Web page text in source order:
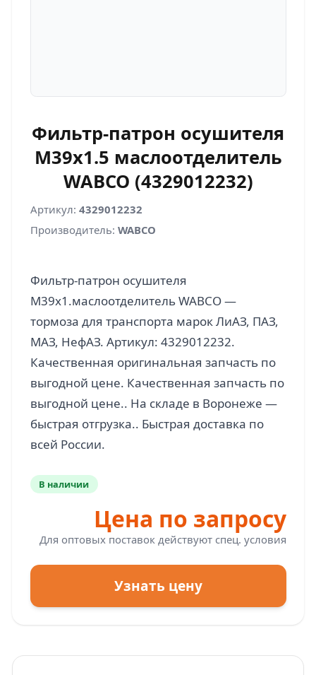
Фильтр-патрон осушителя
M39x1.5 маслоотделитель
WABCO (4329012232)
Артикул: 4329012232
Производитель: WABCO
Фильтр-патрон осушителя
M39x1.маслоотделитель WABCO —
тормоза для транспорта марок ЛиАЗ, ПАЗ,
МАЗ, НефАЗ. Артикул: 4329012232.
Качественная оригинальная запчасть по
выгодной цене. Качественная запчасть по
выгодной цене.. На складе в Воронеже —
быстрая отгрузка.. Быстрая доставка по
В наличии
Цена по запросу
Для оптовых поставок действуют спец. условия
Узнать цену